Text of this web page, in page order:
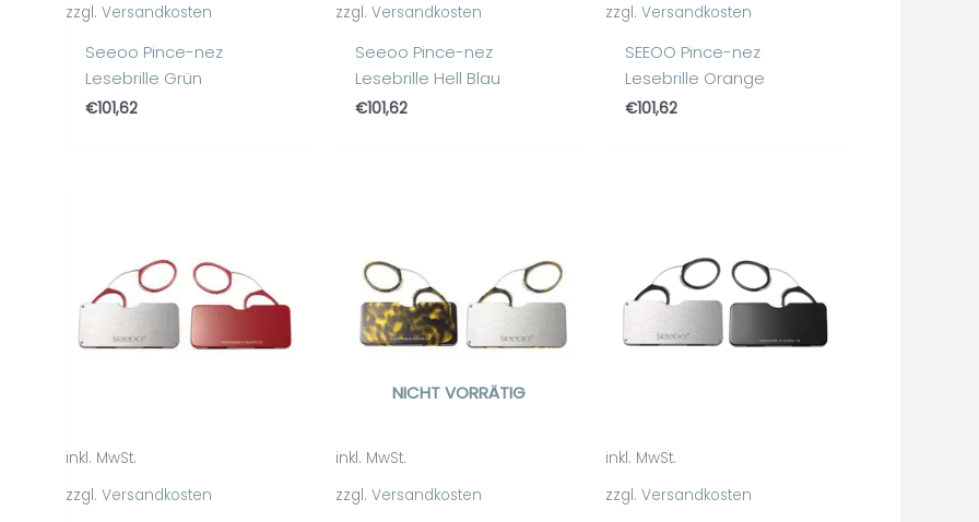
zzgl. Versandkosten
Seeoo Pince-nez
Lesebrille Grün
€101,62
zzgl. Versandkosten
Seeoo Pince-nez
Lesebrille Hell Blau
€101,62
zzgl. Versandkosten
SEEOO Pince-nez
Lesebrille Orange
€101,62
inkl. MwSt.
zzgl. Versandkosten
NICHT VORRÄTIG
inkl. MwSt.
zzgl. Versandkosten
inkl. MwSt.
zzgl. Versandkosten